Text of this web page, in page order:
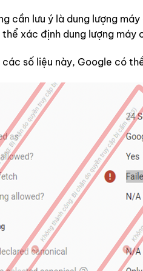
cần lưu ý là dung lượng
xác định dung lượng
các số liệu này, Google có